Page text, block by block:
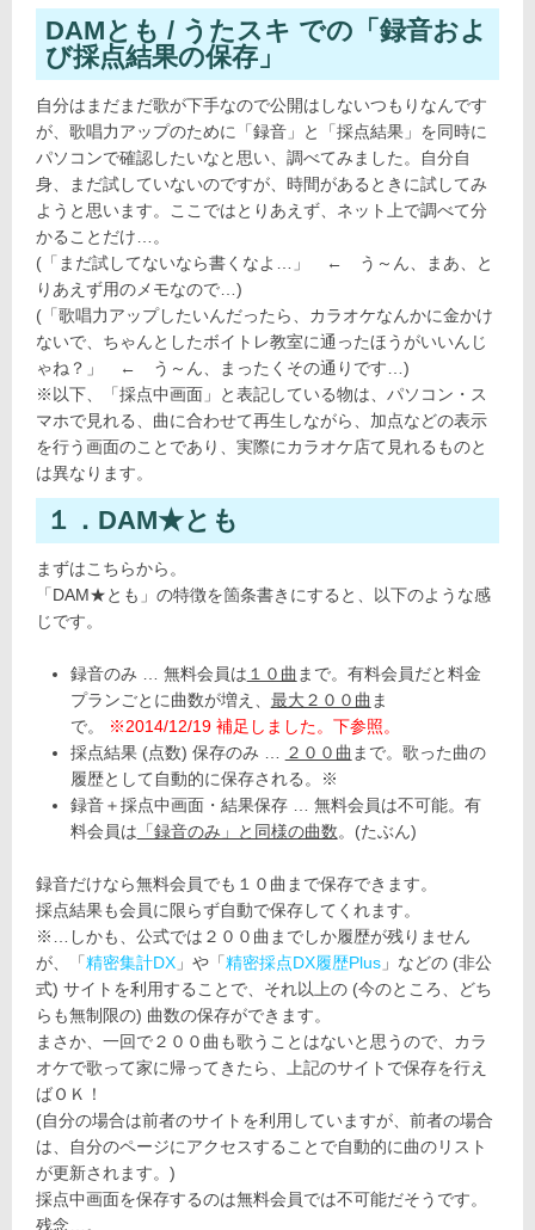
DAMとも / うたスキ での「録音およ
び採点結果の保存」
自分はまだまだ歌が下手なので公開はしないつもりなんです
が、歌唱力アップのために「録音」と「採点結果」を同時に
パソコンで確認したいなと思い、調べてみました。自分自
身、まだ試していないのですが、時間があるときに試してみ
ようと思います。ここではとりあえず、ネット上で調べて分
かることだけ…。
(「まだ試してないなら書くなよ…」 ← う～ん、まあ、と
りあえず用のメモなので…)
(「歌唱力アップしたいんだったら、カラオケなんかに金かけ
ないで、ちゃんとしたボイトレ教室に通ったほうがいいんじ
ゃね？」 ← う～ん、まったくその通りです…)
※以下、「採点中画面」と表記している物は、パソコン・ス
マホで見れる、曲に合わせて再生しながら、加点などの表示
を行う画面のことであり、実際にカラオケ店て見れるものと
は異なります。
１．DAM★とも
まずはこちらから。
「DAM★とも」の特徴を箇条書きにすると、以下のような感
じです。
録音のみ … 無料会員は １０曲 まで。有料会員だと料金
プランごとに曲数が増え、 最大２００曲 ま
で。
※2014/12/19 補足しました。下参照。
採点結果 (点数) 保存のみ …
２００曲 まで。歌った曲の
履歴として自動的に保存される。※
録音＋採点中画面・結果保存 … 無料会員は不可能。有
料会員は 「録音のみ」と同様の曲数。(たぶん)
録音だけなら無料会員でも１０曲まで保存できます。
採点結果も会員に限らず自動で保存してくれます。
※…しかも、公式では２００曲までしか履歴が残りません
が、「精密集計DX 」や「精密採点DX履歴Plus 」などの (非公
式) サイトを利用することで、それ以上の (今のところ、どち
らも無制限の) 曲数の保存ができます。
まさか、一回で２００曲も歌うことはないと思うので、カラ
オケで歌って家に帰ってきたら、上記のサイトで保存を行え
ばＯＫ！
(自分の場合は前者のサイトを利用していますが、前者の場合
は、自分のページにアクセスすることで自動的に曲のリスト
が更新されます。)
採点中画面を保存するのは無料会員では不可能だそうです。
残念…。